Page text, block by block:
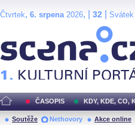
Čtvrtek, 6. srpena2026, | 32
ČASOPIS KDY, KDE, CO,
Soutěže Nethovory Akce online